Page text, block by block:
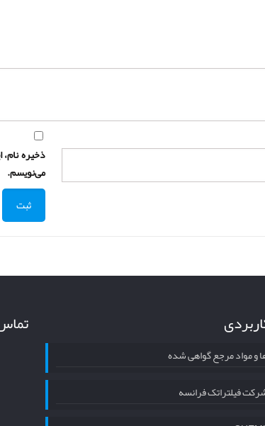
ذخیره
می‌نویسم.
و مواد مرجع گواهی شده
فیلتراتک فرانسه